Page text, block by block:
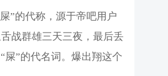
”的代称，源于帝吧用户
战群雄三天三夜，最后丢
屎”的代名词。爆出翔这个